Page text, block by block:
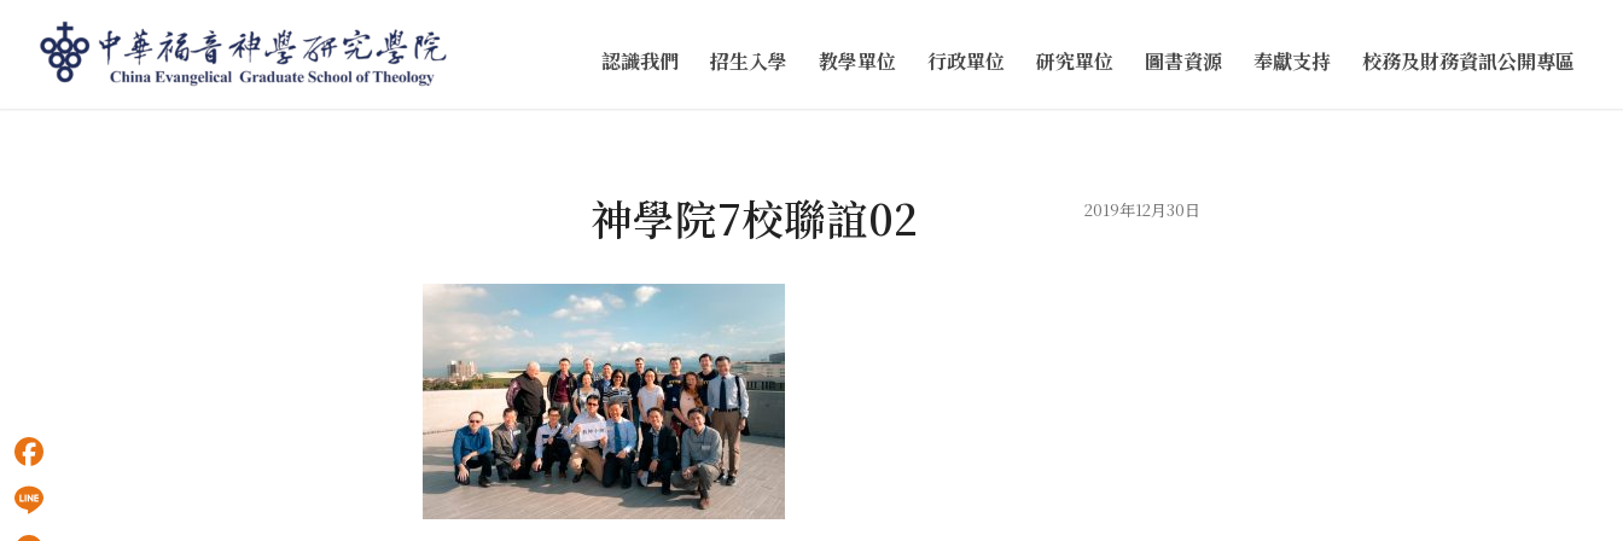
認識我們 招生入學 教學單位 行政單位 研究單位 圖書資源 奉獻支持 校務及財務資訊公開專區
神學院7校聯誼02 2019年12月30日
Facebook